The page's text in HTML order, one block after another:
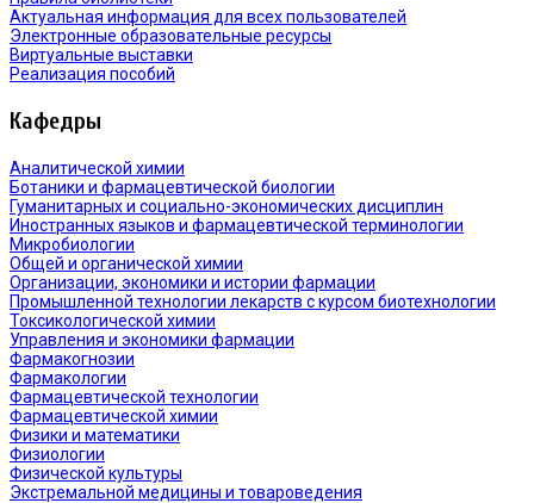
Актуальная информация для всех пользователей
Электронные образовательные ресурсы
Виртуальные выставки
Реализация пособий
Кафедры
Аналитической химии
Ботаники и фармацевтической биологии
Гуманитарных и социально-экономических дисциплин
Иностранных языков и фармацевтической терминологии
Микробиологии
Общей и органической химии
Организации, экономики и истории фармации
Промышленной технологии лекарств с курсом биотехнологии
Токсикологической химии
Управления и экономики фармации
Фармакогнозии
Фармакологии
Фармацевтической технологии
Фармацевтической химии
Физики и математики
Физиологии
Физической культуры
Экстремальной медицины и товароведения